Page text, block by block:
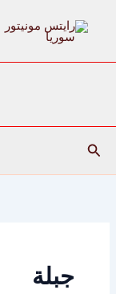
البحث
جبلة